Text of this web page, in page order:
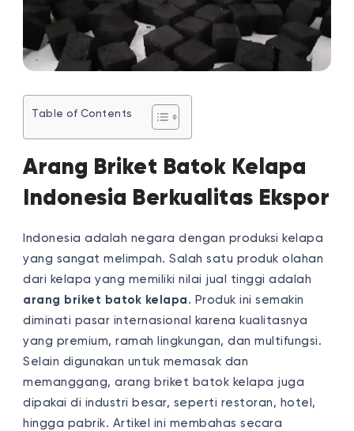
Table of Contents
Arang Briket Batok Kelapa
Indonesia Berkualitas Ekspor
Indonesia adalah negara dengan produksi kelapa
yang sangat melimpah. Salah satu produk olahan
dari kelapa yang memiliki nilai jual tinggi adalah
arang briket batok kelapa . Produk ini semakin
diminati pasar internasional karena kualitasnya
yang premium, ramah lingkungan, dan multifungsi.
Selain digunakan untuk memasak dan
memanggang, arang briket batok kelapa juga
dipakai di industri besar, seperti restoran, hotel,
hingga pabrik. Artikel ini membahas secara